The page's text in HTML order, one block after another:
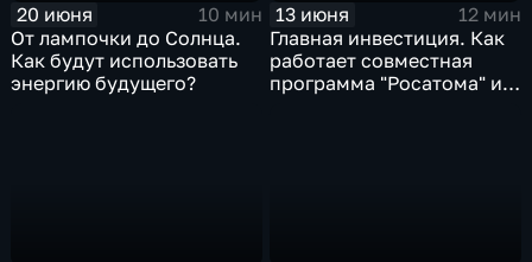
20 июня
10 мин
От лампочки до Солнца.
Как будут использовать
энергию будущего?
13 июня
12 мин
Главная инвестиция. Как
работает совместная
программа "Росатома" и